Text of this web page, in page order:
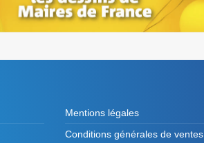
Mentions légales
Conditions générales de ventes